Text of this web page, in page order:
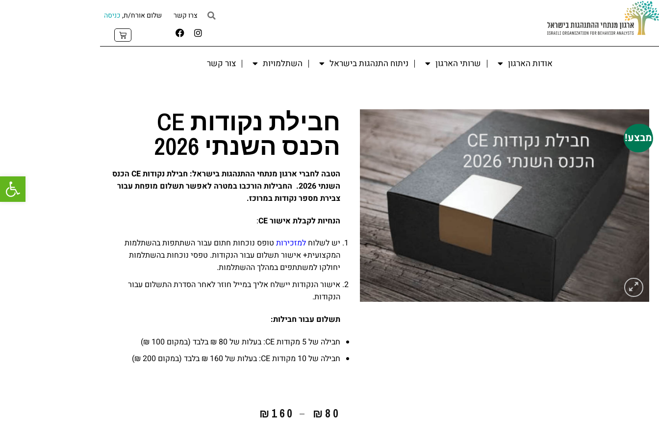
צרו קשר שלום אורח/ת,כניסה
אודות הארגון שרותי הארגון ניתוח התנהגות בישראל השתלמויות צור קשר
מבצע!
מבצע! חבילת נקודות CE
הכנס השנתי 2026
הטבה לחברי ארגון מנתחי ההתנהגות בישראל:
חבילת נקודות CE הכנס
השנתי 2026
. החבילות הורכבו במטרה לאפשר תשלום מופחת עבור
צבירת מספר נקודות במרוכז.
הנחיות לקבלת אישורCE
:
יש לשלוח למזכירותטופס נוכחות חתום עבור השתתפות בהשתלמות
המקצועית+ אישור תשלום עבור הנקודות. טפסי נוכחות בהשתלמות
יחולקו למשתתפים במהלך ההשתלמות.
אישור הנקודות יישלח אליך במייל חוזר לאחר הסדרת התשלום עבור
הנקודות.
תשלום עבור חבילות:
חבילה של 5 מקודות CE: בעלות של 80 ₪ בלבד (במקום 100 ₪)
חבילה של 10 מקודות CE: בעלות של 160 ₪ בלבד (במקום 200 ₪)
₪ 80
–
₪ 160